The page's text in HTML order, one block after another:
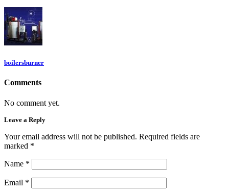
boilersburner
Comments
No comment yet.
Leave a Reply
Your email address will not be published. Required fields are
marked *
Name *
Email *